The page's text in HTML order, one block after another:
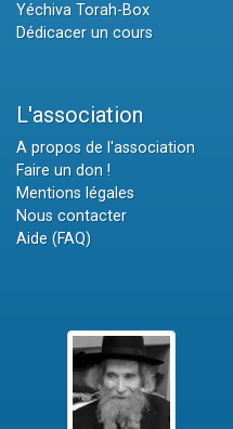
Yéchiva Torah-Box
Dédicacer un cours
L'association
A propos de l'association
Faire un don !
Mentions légales
Nous contacter
Aide (FAQ)